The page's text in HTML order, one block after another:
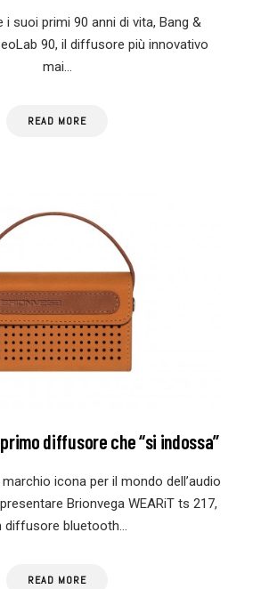
i suoi primi 90 anni di vita, Bang &
90, il diffusore più innovativo
mai…
READ MORE
diffusore che “si indossa”
icona per il mondo dell’audio
Brionvega WEARiT ts 217,
diffusore bluetooth…
READ MORE